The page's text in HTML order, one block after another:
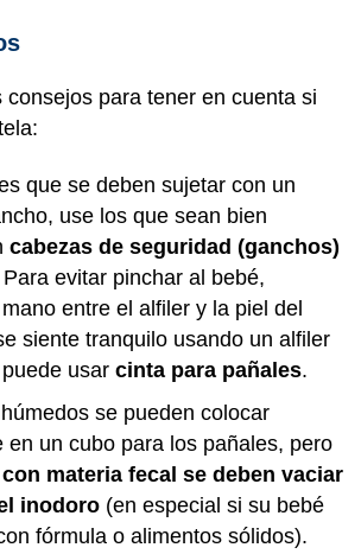
consejos para tener en cuenta si
que se deben sujetar con un
use los que sean bien
cabezas de seguridad (ganchos)
evitar pinchar al bebé,
entre el alfiler y la piel del
siente tranquilo usando un alfiler
usarcinta para pañales.
se pueden colocar
en un cubo para los pañales, pero
materia fecal se deben vaciar
inodoro(en especial si su bebé
fórmula o alimentos sólidos).